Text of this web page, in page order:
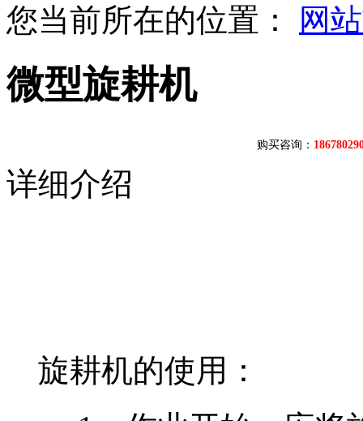
您当前所在的位置：
网
微型旋耕机
购买咨询：
详细介绍
旋耕机的使用：